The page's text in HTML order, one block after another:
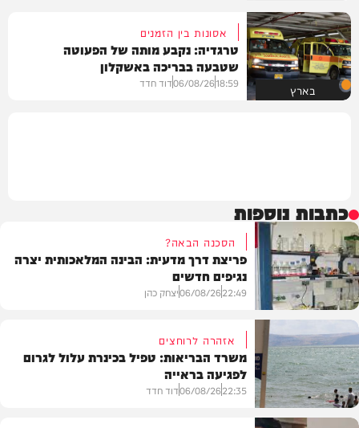
בארץ
אסונות בין הזמנים
טרגדיה: נקבע מותה של הפעוטה
שטבעה בבריכה באשקלון
18:59
06/08/26דוד חדד
כתבות נוספות
בריאות
הסכנה הבאה?
פריצת דרך מדעית: הבינה המלאכותית יצרה
נגיפים חדשים
22:49
06/08/26יצחק כהן
אזהרה לרוחצים
משרד הבריאות: טפיל בכינרת עלול לגרום
לפגיעה בראייה
22:35
06/08/26דוד חדד